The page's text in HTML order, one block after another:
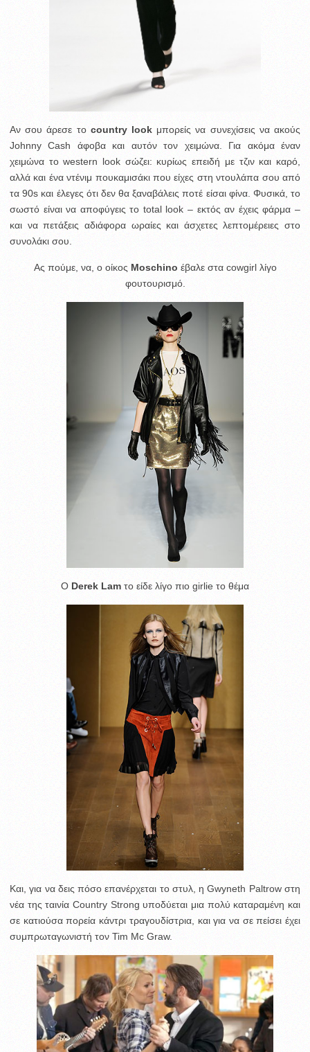
Αν σου άρεσε το country look μπορείς να συνεχίσεις να ακούς
Johnny Cash άφοβα και αυτόν τον χειμώνα. Για ακόμα έναν
χειμώνα το western look σώζει: κυρίως επειδή με τζιν και καρό,
αλλά και ένα ντένιμ πουκαμισάκι που είχες στη ντουλάπα σου από
τα 90s και έλεγες ότι δεν θα ξαναβάλεις ποτέ είσαι φίνα. Φυσικά, το
σωστό είναι να αποφύγεις το total look – εκτός αν έχεις φάρμα –
και να πετάξεις αδιάφορα ωραίες και άσχετες λεπτομέρειες στο
συνολάκι σου.
Ας πούμε, να, ο οίκος Moschino έβαλε στα cowgirl λίγο
φουτουρισμό.
O Derek Lam το είδε λίγο πιο girlie το θέμα
Και, για να δεις πόσο επανέρχεται το στυλ, η Gwyneth Paltrow στη
νέα της ταινία Country Strong υποδύεται μια πολύ καταραμένη και
σε κατιούσα πορεία κάντρι τραγουδίστρια, και για να σε πείσει έχει
συμπρωταγωνιστή τον Tim Mc Graw.